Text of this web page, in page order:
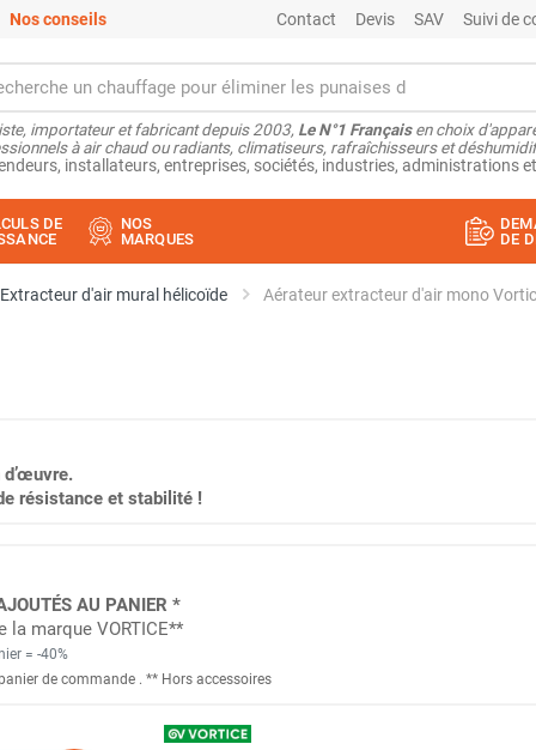
Nos conseils Contact Devis SAV Suivi de
importateur et fabricant depuis 2003, Le N°1 Françaisen choix
à air chaud ou radiants, climatiseurs, rafraîchisseurs et
installateurs, entreprises, sociétés, industries, administrations
DE
NOS
MARQUES
DE
Extracteur d'air mural hélicoïde Aérateur extracteur d'air mono
résistance et stabilité !
AU PANIER *
marque VORTICE**
= -40%
de commande . ** Hors accessoires